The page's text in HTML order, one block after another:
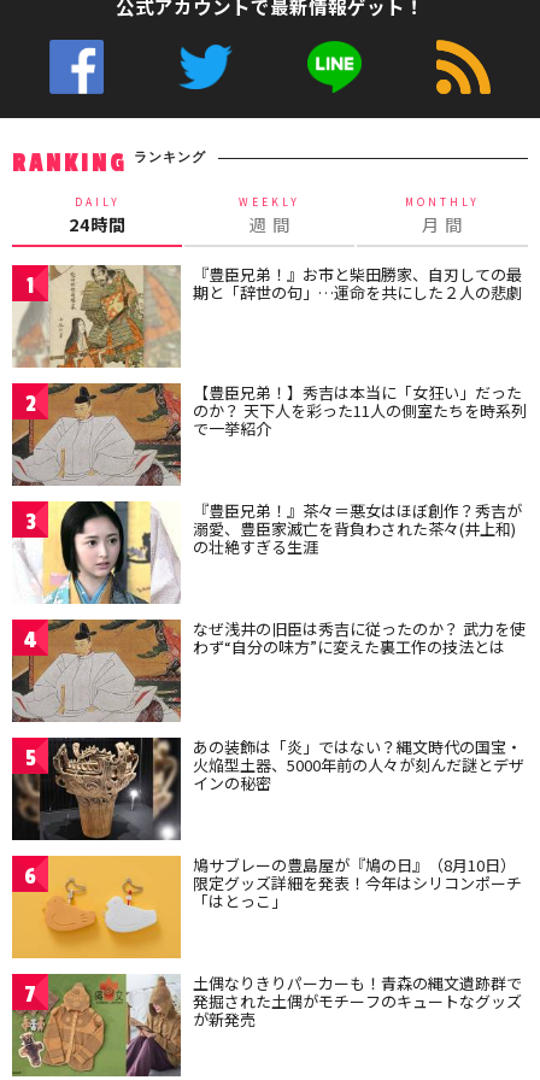
公式アカウントで最新情報ゲット！
RANKING ランキング
DAILY
24時間
WEEKLY
週 間
MONTHLY
月 間
1 『豊臣兄弟！』お市と柴田勝家、自刃しての最
期と「辞世の句」…運命を共にした２人の悲劇
2 【豊臣兄弟！】秀吉は本当に「女狂い」だった
のか？ 天下人を彩った11人の側室たちを時系列
で一挙紹介
3 『豊臣兄弟！』茶々＝悪女はほぼ創作？秀吉が
溺愛、豊臣家滅亡を背負わされた茶々(井上和)
の壮絶すぎる生涯
4 なぜ浅井の旧臣は秀吉に従ったのか？ 武力を使
わず“自分の味方”に変えた裏工作の技法とは
5 あの装飾は「炎」ではない？縄文時代の国宝・
火焔型土器、5000年前の人々が刻んだ謎とデザ
インの秘密
6 鳩サブレーの豊島屋が『鳩の日』（8月10日）
限定グッズ詳細を発表！今年はシリコンポーチ
「はとっこ」
7 土偶なりきりパーカーも！青森の縄文遺跡群で
発掘された土偶がモチーフのキュートなグッズ
が新発売